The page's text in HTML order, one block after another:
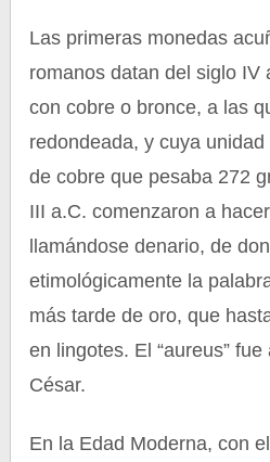
Las primeras monedas
romanos datan del siglo IV
con cobre o bronce, a las
redondeada, y cuya
de cobre que pesaba 272
III a.C. comenzaron a
llamándose denario, de
etimológicamente la
más tarde de oro, que
en lingotes. El “aureus”
César.
En la Edad Moderna, con